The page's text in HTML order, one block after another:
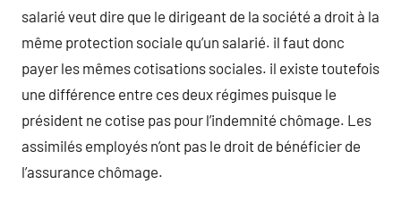
salarié veut dire que le dirigeant de la société a droit à la
même protection sociale qu’un salarié. il faut donc
payer les mêmes cotisations sociales. il existe toutefois
une différence entre ces deux régimes puisque le
président ne cotise pas pour l’indemnité chômage. Les
assimilés employés n’ont pas le droit de bénéficier de
l’assurance chômage.